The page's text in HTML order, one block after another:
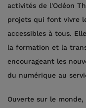
activités de l'Odéon
projets qui font vivre
accessibles à tous.
la formation et la
encourageant les
du numérique au
Ouverte sur le